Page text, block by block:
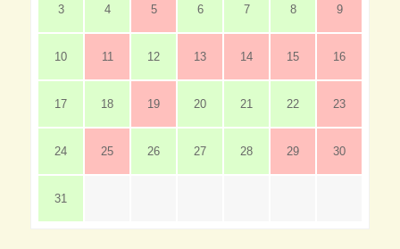
3 4 5 6 7 8 9
10 11 12 13 14 15 16
17 18 19 20 21 22 23
24 25 26 27 28 29 30
31